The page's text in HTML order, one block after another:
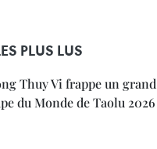
PLUS LUS
Thuy Vi frappe un
du Monde de Taolu 2026